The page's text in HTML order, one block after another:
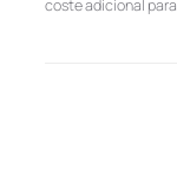
coste adicional